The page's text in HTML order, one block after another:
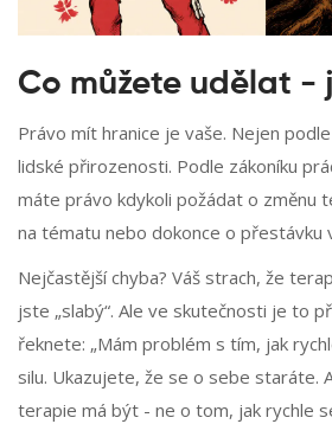
Co můžete udělat -
Právo mít hranice je vaše. Nejen
lidské přirozenosti. Podle zákoníku
máte právo kdykoli požádat o změnu
na tématu nebo dokonce o přestávku
Nejčastější chyba? Váš strach, že
jste „slabý“. Ale ve skutečnosti je to
řeknete: „Mám problém s tím, jak
silu. Ukazujete, že se o sebe staráte.
terapie má být - ne o tom, jak rychle